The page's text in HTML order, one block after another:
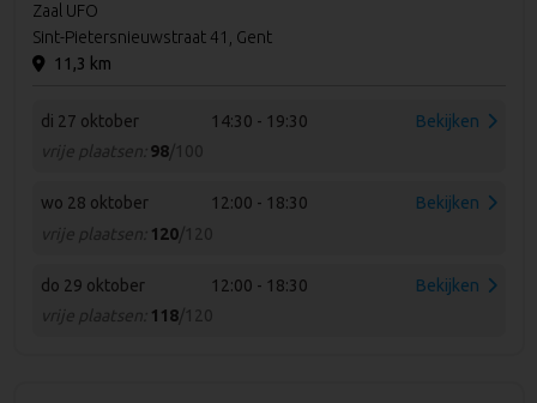
Zaal UFO
Sint-Pietersnieuwstraat 41, Gent
11,3 km
di 27 oktober
14:30 - 19:30
vrije plaatsen: 98/100
Bekijken
wo 28 oktober
12:00 - 18:30
vrije plaatsen: 120/120
Bekijken
do 29 oktober
12:00 - 18:30
vrije plaatsen: 118/120
Bekijken